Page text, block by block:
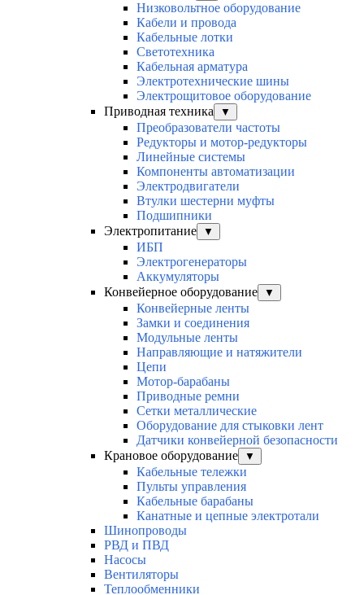
Низковольтное оборудование
Кабели и провода
Кабельные лотки
Светотехника
Кабельная арматура
Электротехнические шины
Электрощитовое оборудование
Приводная техника
▼
Преобразователи частоты
Редукторы и мотор-редукторы
Линейные системы
Компоненты автоматизации
Электродвигатели
Втулки шестерни муфты
Подшипники
Электропитание
▼
ИБП
Электрогенераторы
Аккумуляторы
Конвейерное оборудование
▼
Конвейерные ленты
Замки и соединения
Модульные ленты
Направляющие и натяжители
Цепи
Мотор-барабаны
Приводные ремни
Сетки металлические
Оборудование для стыковки лент
Датчики конвейерной безопасности
Крановое оборудование
▼
Кабельные тележки
Пульты управления
Кабельные барабаны
Канатные и цепные электротали
Шинопроводы
РВД и ПВД
Насосы
Вентиляторы
Теплообменники